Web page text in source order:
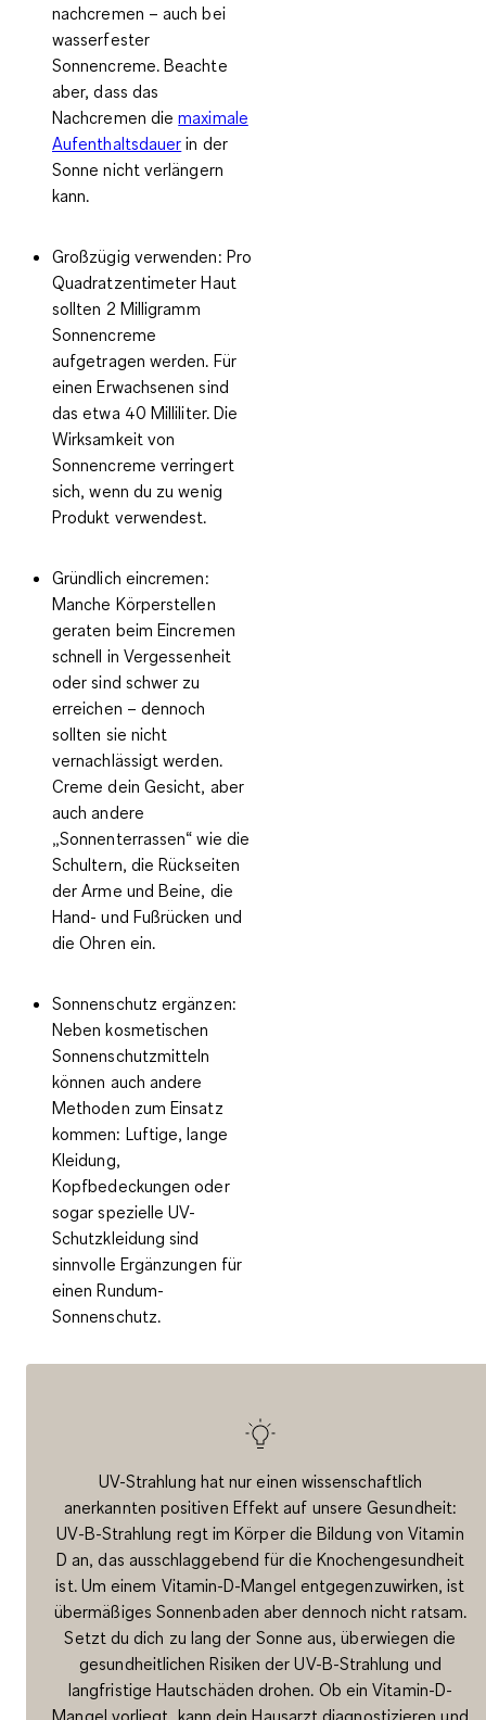
nachcremen – auch bei
wasserfester
Sonnencreme. Beachte
aber, dass das
Nachcremen diemaximale
Aufenthaltsdauer in der
Sonne nicht verlängern
kann.
Großzügig verwenden: Pro
Quadratzentimeter Haut
sollten 2 Milligramm
Sonnencreme
aufgetragen werden. Für
einen Erwachsenen sind
das etwa 40 Milliliter. Die
Wirksamkeit von
Sonnencreme verringert
sich, wenn du zu wenig
Produkt verwendest.
Gründlich eincremen:
Manche Körperstellen
geraten beim Eincremen
schnell in Vergessenheit
oder sind schwer zu
erreichen – dennoch
sollten sie nicht
vernachlässigt werden.
Creme dein Gesicht, aber
auch andere
„Sonnenterrassen“ wie die
Schultern, die Rückseiten
der Arme und Beine, die
Hand- und Fußrücken und
die Ohren ein.
Sonnenschutz ergänzen:
Neben kosmetischen
Sonnenschutzmitteln
können auch andere
Methoden zum Einsatz
kommen: Luftige, lange
Kleidung,
Kopfbedeckungen oder
sogar spezielle UV-
Schutzkleidung sind
sinnvolle Ergänzungen für
einen Rundum-
Sonnenschutz.
UV-Strahlung hat nur einen wissenschaftlich
anerkannten positiven Effekt auf unsere Gesundheit:
UV-B-Strahlung regt im Körper die Bildung von Vitamin
D an, das ausschlaggebend für die Knochengesundheit
ist. Um einem Vitamin-D-Mangel entgegenzuwirken, ist
übermäßiges Sonnenbaden aber dennoch nicht ratsam.
Setzt du dich zu lang der Sonne aus, überwiegen die
gesundheitlichen Risiken der UV-B-Strahlung und
langfristige Hautschäden drohen. Ob ein Vitamin-D-